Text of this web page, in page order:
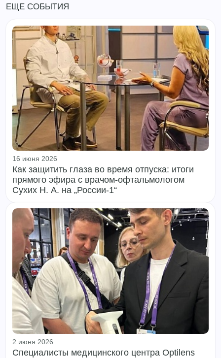
ЕЩЕ СОБЫТИЯ
16 июня 2026
Как защитить глаза во время отпуска: итоги
прямого эфира с врачом‑офтальмологом
Сухих Н. А. на „России‑1“
2 июня 2026
Специалисты медицинского центра Optilens